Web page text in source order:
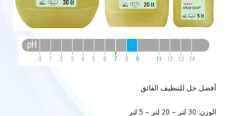
أفضل حل للتنظيف الفائق
الوزن: 30 لتر – 20 لتر – 5 لتر